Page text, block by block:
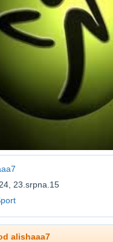
23.srpna.15
alishaaa7